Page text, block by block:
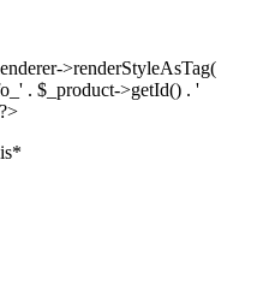
>renderStyleAsTag(
. $_product->getId() . '